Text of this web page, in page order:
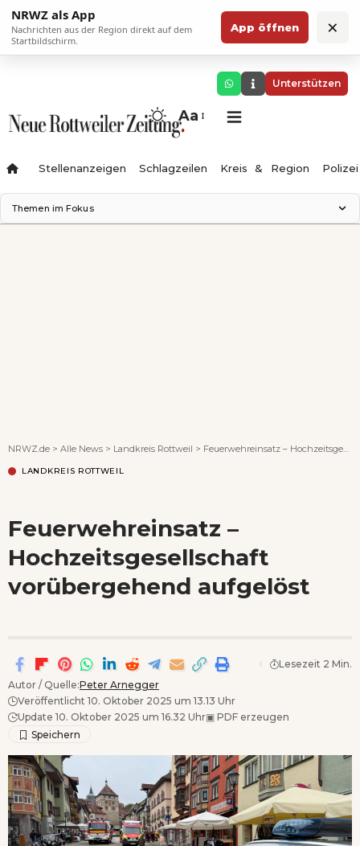
NRWZ als App
Nachrichten aus der Region direkt auf dem
Startbildschirm.
App öffnen ×
Unterstützen
Aa
Stellenanzeigen Schlagzeilen Kreis & Region Polizei
Themen im Fokus
NRWZ.de > Alle News > Landkreis Rottweil > Feuerwehreinsatz – Hochzeitsgesellschaft vorübergehend aufgelöst
LANDKREIS ROTTWEIL
Feuerwehreinsatz –
Hochzeitsgesellschaft
vorübergehend aufgelöst
Autor / Quelle:Peter Arnegger
Veröffentlicht 10. Oktober 2025 um 13.13 Uhr
Update 10. Oktober 2025 um 16.32 Uhr▣ PDF erzeugen
Lesezeit 2 Min.